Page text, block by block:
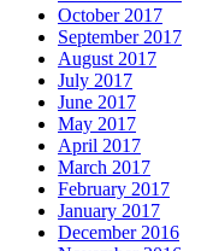
October 2017
September 2017
August 2017
July 2017
June 2017
May 2017
April 2017
March 2017
February 2017
January 2017
December 2016